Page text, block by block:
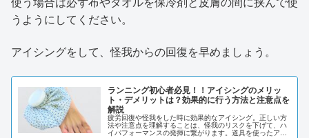
うようにしてください。
アイシングをして、怪我からの回復を早めましょう。
ランニング初心者必見！！アイシングのメリッ
ト・デメリットは？効果的に行う方法と注意点を
解説
疲労回復や怪我をした時に効果的なアイシング。正しい方
法や注意点を理解することは、怪我のリスクを下げて、ハ
イパフォーマンスの発揮に繋がります。道具を使ったアイ